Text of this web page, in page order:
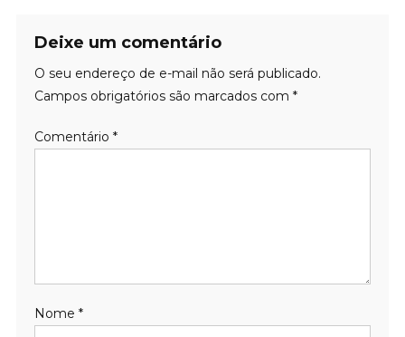
Deixe um comentário
O seu endereço de e-mail não será publicado.
Campos obrigatórios são marcados com *
Comentário *
Nome *